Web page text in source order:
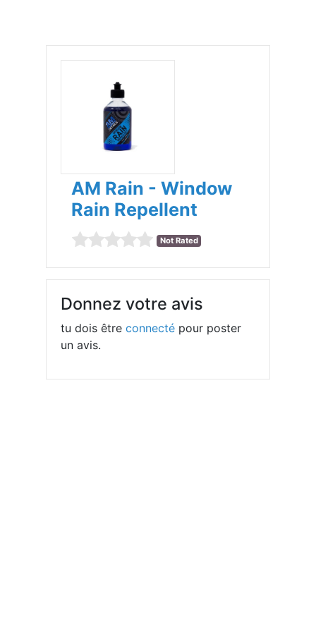
AM Rain - Window
Rain Repellent
Not Rated
Donnez votre avis
tu dois êtreconnecté pour poster
un avis.